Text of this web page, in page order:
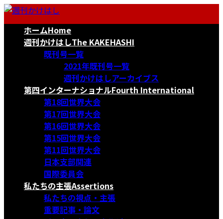
コ
ナ
ホームHome
週刊かけはしThe KAKEHASHI
既刊号一覧
2021年既刊号一覧
週刊かけはしアーカイブス
第四インターナショナルFourth International
第18回世界大会
第17回世界大会
第16回世界大会
第15回世界大会
第11回世界大会
日本支部関連
国際委員会
私たちの主張Assertions
私たちの視点・主張
重要記事・論文